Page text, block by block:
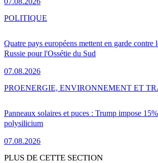
Quatre pays européens mettent en garde contre
Russie pour l'Ossétie du Sud
07.08.2026
POLITIQUE
Panneaux solaires et puces : Trump impose
polysilicium
07.08.2026
PROENERGIE, ENVIRONNEMENT ET
PLUS DE CETTE SECTION